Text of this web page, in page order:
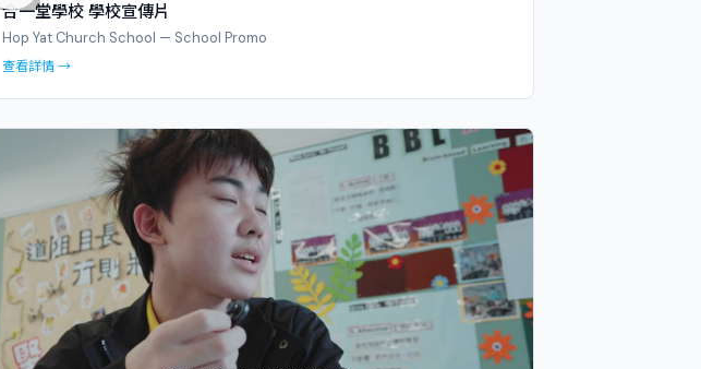
合一堂學校 學校宣傳片
Hop Yat Church School — School Promo
查看詳情 →